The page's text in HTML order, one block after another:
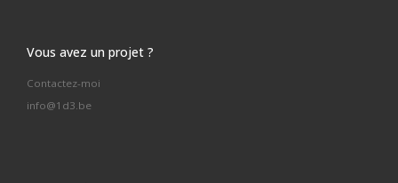
Vous avez un projet ?
Contactez-moi
info@1d3.be